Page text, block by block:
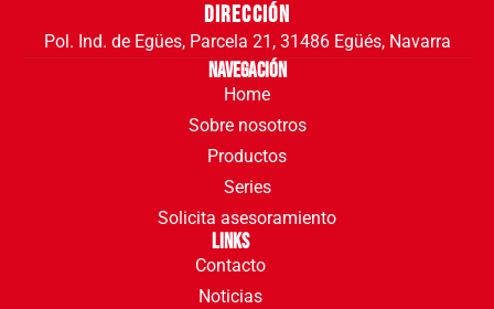
Dirección
Pol. Ind. de Egües, Parcela 21, 31486 Egüés, Navarra
Navegación
Home
Sobre nosotros
Productos
Series
Solicita asesoramiento
Links
Contacto
Noticias